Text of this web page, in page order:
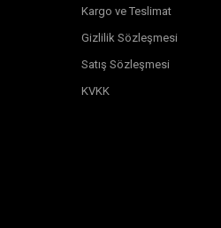
Kargo ve Teslimat
Gizlilik Sözleşmesi
Satış Sözleşmesi
KVKK